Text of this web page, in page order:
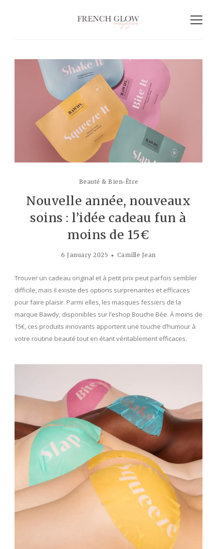
Beauté & Bien-Être
Nouvelle année, nouveaux
soins : l’idée cadeau fun à
moins de 15€
6 January 2025 Camille Jean
Trouver un cadeau original et à petit prix peut parfois sembler
difficile, mais il existe des options surprenantes et efficaces
pour faire plaisir. Parmi elles, les masques fessiers de la
marque Bawdy, disponibles sur l’eshop Bouche Bée. À moins de
15€, ces produits innovants apportent une touche d’humour à
votre routine beauté tout en étant véritablement efficaces.